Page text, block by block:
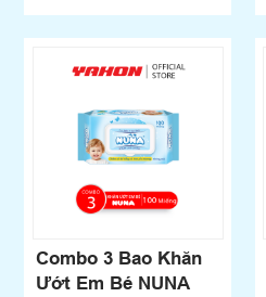
Combo 3 Bao Khăn
Ướt Em Bé NUNA